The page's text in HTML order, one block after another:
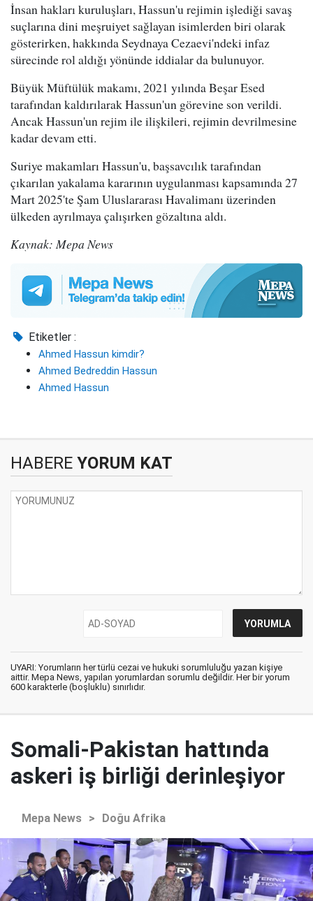
İnsan hakları kuruluşları, Hassun'u rejimin işlediği savaş
suçlarına dini meşruiyet sağlayan isimlerden biri olarak
gösterirken, hakkında Seydnaya Cezaevi'ndeki infaz
sürecinde rol aldığı yönünde iddialar da bulunuyor.
Büyük Müftülük makamı, 2021 yılında Beşar Esed
tarafından kaldırılarak Hassun'un görevine son verildi.
Ancak Hassun'un rejim ile ilişkileri, rejimin devrilmesine
kadar devam etti.
Suriye makamları Hassun'u, başsavcılık tarafından
çıkarılan yakalama kararının uygulanması kapsamında 27
Mart 2025'te Şam Uluslararası Havalimanı üzerinden
ülkeden ayrılmaya çalışırken gözaltına aldı.
Kaynak: Mepa News
Etiketler :
Ahmed Hassun kimdir?
Ahmed Bedreddin Hassun
Ahmed Hassun
HABERE YORUM KAT
UYARI: Yorumların her türlü cezai ve hukuki sorumluluğu yazan kişiye
aittir. Mepa News, yapılan yorumlardan sorumlu değildir. Her bir yorum
600 karakterle (boşluklu) sınırlıdır.
Somali-Pakistan hattında
askeri iş birliği derinleşiyor
Mepa News > Doğu Afrika